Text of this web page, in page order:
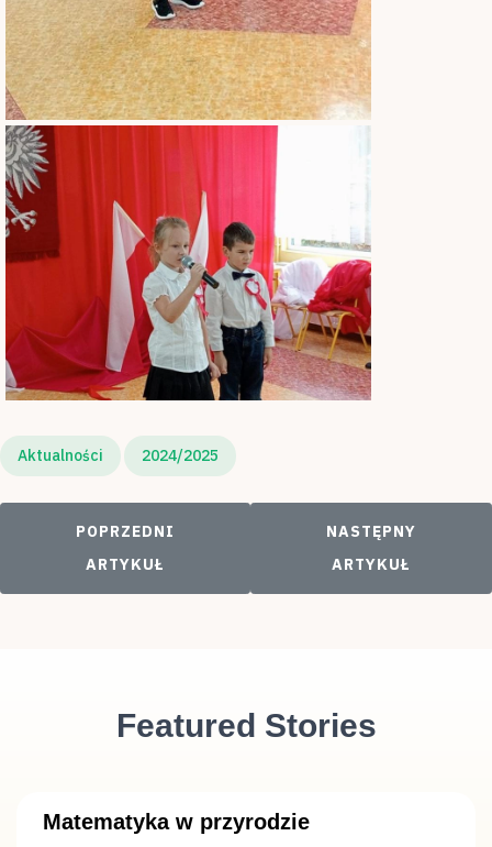
Aktualności 2024/2025
POPRZEDNI ARTYKUŁ: ZDROWE KANAPKI
POPRZEDNI
ARTYKUŁ
NASTĘPNY
NASTĘPNY
ARTYKUŁ
Featured Stories
Matematyka w przyrodzie